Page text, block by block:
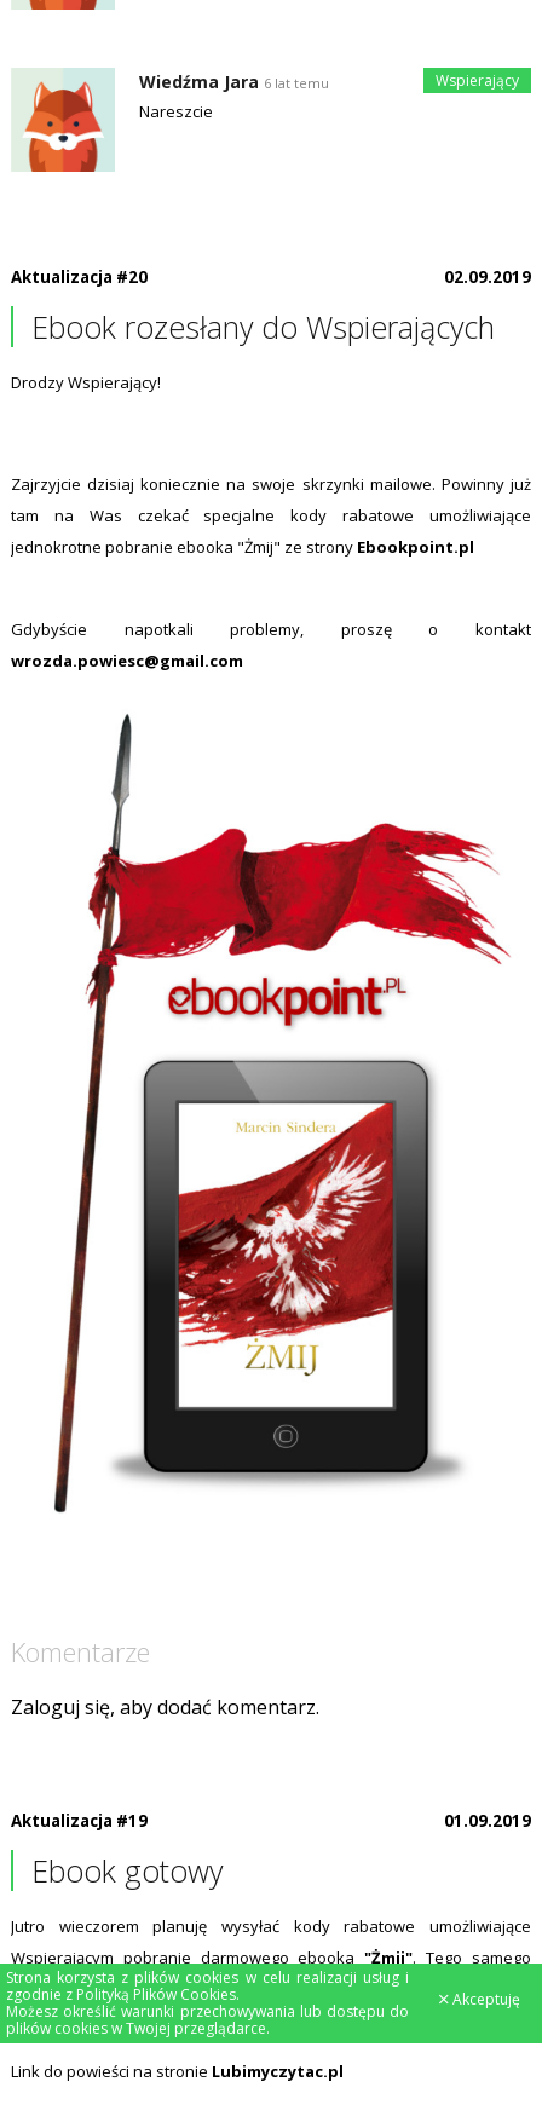
Strona korzysta z plików cookies w celu realizacji usług i
zgodnie z Polityką Plików Cookies.
Możesz określić warunki przechowywania lub dostępu do
plików cookies w Twojej przeglądarce.
Akceptuję
Wiedźma Jara 6 lat temu
Nareszcie
Aktualizacja #20 02.09.2019
Ebook rozesłany do Wspierających
Drodzy Wspierający!
Zajrzyjcie dzisiaj koniecznie na swoje skrzynki mailowe. Powinny już
tam na Was czekać specjalne kody rabatowe umożliwiające
jednokrotne pobranie ebooka "Żmij" ze strony Ebookpoint.pl
Gdybyście napotkali problemy, proszę o kontakt
wrozda.powiesc@gmail.com
Komentarze
Zaloguj się, aby dodać komentarz.
Aktualizacja #19 01.09.2019
Ebook gotowy
Jutro wieczorem planuję wysyłać kody rabatowe umożliwiające
Wspierającym pobranie darmowego ebooka"Żmij". Tego samego
dnia powieść w wersji elektronicznej powinna trafić do normalnej
sprzedaży w sklepie internetowymebookpoint.pl
Link do powieści na stronie Lubimyczytac.pl